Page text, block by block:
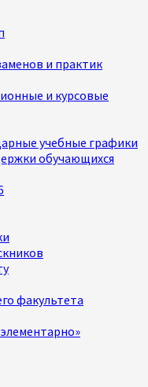
и практик
и курсовые
учебные графики
обучающихся
факультета